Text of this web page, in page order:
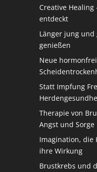
Creative
entdeckt
Länger jung und
genießen
Neue
Statt Impfung
Therapie von
Angst und Sorge
Imagination, die
ihre Wirkung
Brustkrebs und